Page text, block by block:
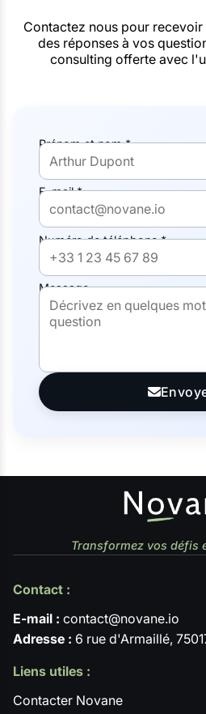
Contactez nous pour
des réponses à vos
consulting offerte avec
Prénom et nom *
E-mail *
Numéro de téléphone *
Message
Transformez vos défis
Contact :
E-mail : contact@novane.io
Adresse : 6 rue d'Armaillé,
Liens utiles :
Contacter Novane